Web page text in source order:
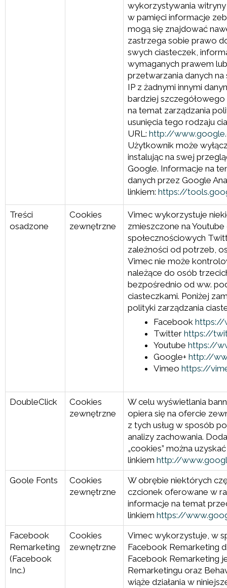
wykorzystywania
w pamięci informacje
mogą się znajdować
zastrzega sobie prawo
swych ciasteczek,
wymaganych prawem
przetwarzania danych
IP z żadnymi innymi
bardziej
na temat zarządzania
usunięcia tego rodzaju
URL: http://
Użytkownik może
instalując na swej
Google. Informacje na
danych przez Google
linkiem: https://
Treści
osadzone
Cookies
zewnętrzne
Vimec wykorzystuje
zmieszczone na
społecznościowych
zależności od potrzeb,
Vimec nie może
należące do osób
bezpośrednio od ww.
ciasteczkami. Poniżej
polityki zarządzania
Facebook https://
Twitter https://
Youtube https://
Google+ http://
Vimeo https://
DoubleClick
Cookies
zewnętrzne
W celu wyświetlania
opiera się na ofercie
z tych usług w sposób
analizy zachowania.
„cookies” można
linkiem http://
Goole Fonts
Cookies
zewnętrzne
W obrębie niektórych
czcionek oferowane w
informacje na temat
linkiem https://
Facebook
Remarketing
(Facebook
Inc.)
Cookies
zewnętrzne
Vimec wykorzystuje, w
Facebook Remarketing
Facebook Remarketing
Remarketingu oraz
wiąże działania w